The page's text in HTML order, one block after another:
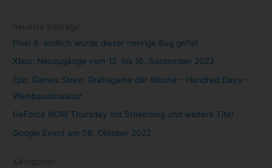
Pixel 6: endlich wurde dieser nervige Bug gefixt
Xbox: Neuzugänge vom 12. bis 16. September 2022
Epic Games Store: Gratisgame der Woche – Hundred Days –
Weinbausimulator
GeForce NOW Thursday mit Steelrising und weitere Titel
Google Event am 06. Oktober 2022